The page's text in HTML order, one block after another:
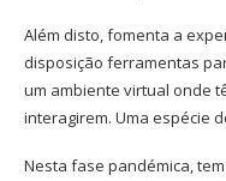
Além disto, fomenta a
disposição ferramentas
um ambiente virtual onde
interagirem. Uma espécie
Nesta fase pandémica,